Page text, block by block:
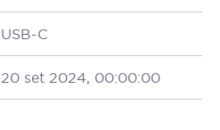
USB-C
20 set 2024, 00:00:00